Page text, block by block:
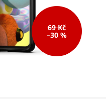
69 Kč
–30 %